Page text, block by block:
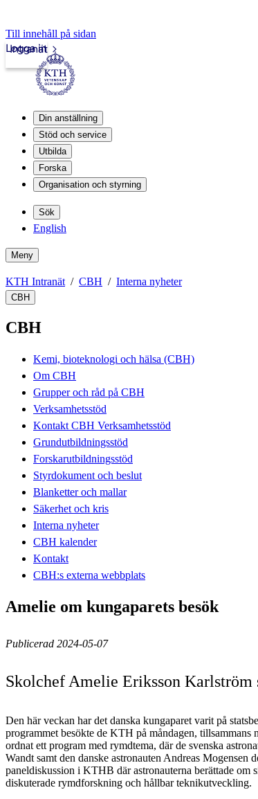
Till innehåll på sidan
Intranät
Logga in
Din anställning
Stöd och service
Utbilda
Forska
Organisation och styrning
Sök
English
Meny
KTH Intranät CBH Interna nyheter
CBH
CBH
Kemi, bioteknologi och hälsa (CBH)
Om CBH
Grupper och råd på CBH
Verksamhetsstöd
Kontakt CBH Verksamhetsstöd
Grundutbildningsstöd
Forskarutbildningsstöd
Styrdokument och beslut
Blanketter och mallar
Säkerhet och kris
Interna nyheter
CBH kalender
Kontakt
CBH:s externa webbplats
Amelie om kungaparets besök
Publicerad 2024-05-07
Skolchef Amelie Eriksson Karlström
Den här veckan har det danska kungaparet varit på
programmet besökte de KTH på måndagen, tillsammans
ordnat ett program med rymdtema, där de svenska
Wandt samt den danske astronauten Andreas Mogensen
paneldiskussion i KTHB där astronauterna berättade om
diskuterade rymdforskning och hållbar teknikutveckling.